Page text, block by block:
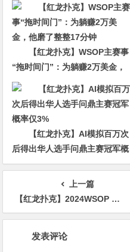
【红龙扑克】WSOP主赛事
“拖时间门”：为躺赚2万美金，
他磨了整整17分钟
【红龙扑克】AI模拟百万次
后得出华人选手问鼎主赛冠军概
率仅3%
上一篇
【红龙扑克】2024WSOP | 主赛D组近5000人参赛，Anson Tsang、Yin Yuzhou、朱跃奇、Ren Lin等国人晋级
发表评论